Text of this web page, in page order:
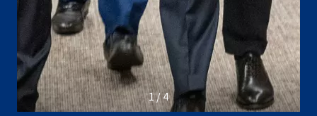
1 / 4